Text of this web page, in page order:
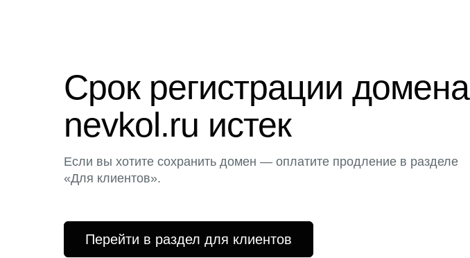
Срок регистрации домена
nevkol.ru истек
Если вы хотите сохранить домен — оплатите продление в разделе
«Для клиентов».
Перейти в раздел для клиентов